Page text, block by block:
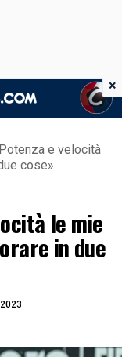
e velocità
cose»
le mie
in due
×